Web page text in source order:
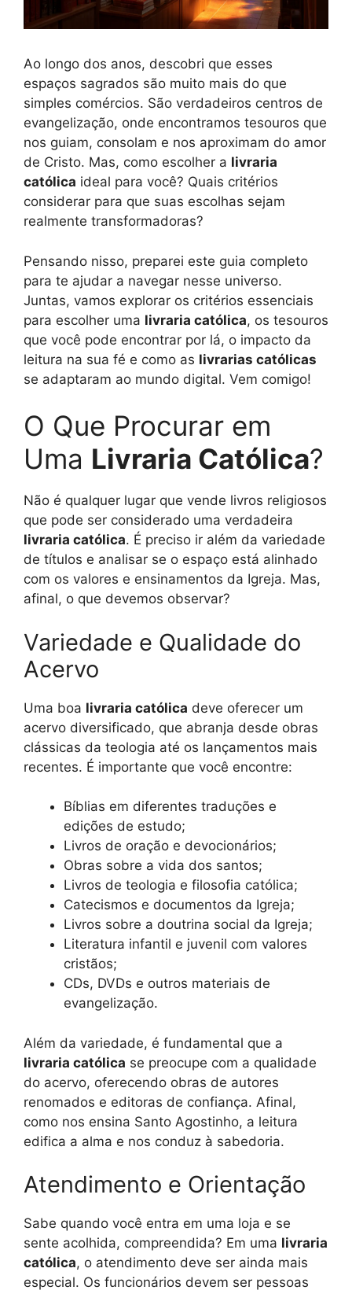
Ao longo dos anos, descobri que esses
espaços sagrados são muito mais do que
simples comércios. São verdadeiros centros de
evangelização, onde encontramos tesouros que
nos guiam, consolam e nos aproximam do amor
de Cristo. Mas, como escolher a livraria
católica ideal para você? Quais critérios
considerar para que suas escolhas sejam
realmente transformadoras?
Pensando nisso, preparei este guia completo
para te ajudar a navegar nesse universo.
Juntas, vamos explorar os critérios essenciais
para escolher uma livraria católica, os tesouros
que você pode encontrar por lá, o impacto da
leitura na sua fé e como as livrarias católicas
se adaptaram ao mundo digital. Vem comigo!
O Que Procurar em
Uma Livraria Católica?
Não é qualquer lugar que vende livros religiosos
que pode ser considerado uma verdadeira
livraria católica. É preciso ir além da variedade
de títulos e analisar se o espaço está alinhado
com os valores e ensinamentos da Igreja. Mas,
afinal, o que devemos observar?
Variedade e Qualidade do
Acervo
Uma boa livraria católica deve oferecer um
acervo diversificado, que abranja desde obras
clássicas da teologia até os lançamentos mais
recentes. É importante que você encontre:
Bíblias em diferentes traduções e
edições de estudo;
Livros de oração e devocionários;
Obras sobre a vida dos santos;
Livros de teologia e filosofia católica;
Catecismos e documentos da Igreja;
Livros sobre a doutrina social da Igreja;
Literatura infantil e juvenil com valores
cristãos;
CDs, DVDs e outros materiais de
evangelização.
Além da variedade, é fundamental que a
livraria católica se preocupe com a qualidade
do acervo, oferecendo obras de autores
renomados e editoras de confiança. Afinal,
como nos ensina Santo Agostinho, a leitura
edifica a alma e nos conduz à sabedoria.
Atendimento e Orientação
Sabe quando você entra em uma loja e se
sente acolhida, compreendida? Em uma livraria
católica, o atendimento deve ser ainda mais
especial. Os funcionários devem ser pessoas